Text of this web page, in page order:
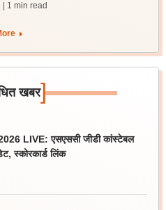
| 1 min read
खबर]
LIVE: एसएससी जीडी कांस्टेबल
स्कोरकार्ड लिंक